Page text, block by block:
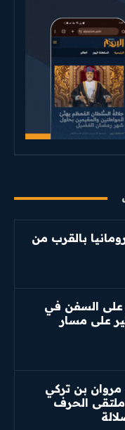
بالقرب من
على السفن في
على مسار
بن تركي
ملتقى الحرف